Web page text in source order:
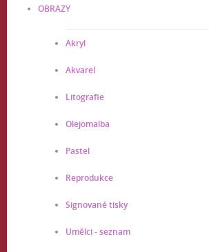
OBRAZY
Akryl
Akvarel
Litografie
Olejomalba
Pastel
Reprodukce
Signované tisky
Umělci - seznam